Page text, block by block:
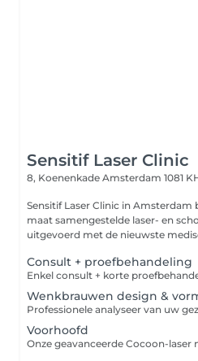
Sensitif Laser Clinic
8, Koenenkade Amsterdam 1081
Sensitif Laser Clinic in
maat samengestelde laser- en
uitgevoerd met de nieuwste
Consult + proefbehandeling
Wenkbrauwen design &
Voorhoofd